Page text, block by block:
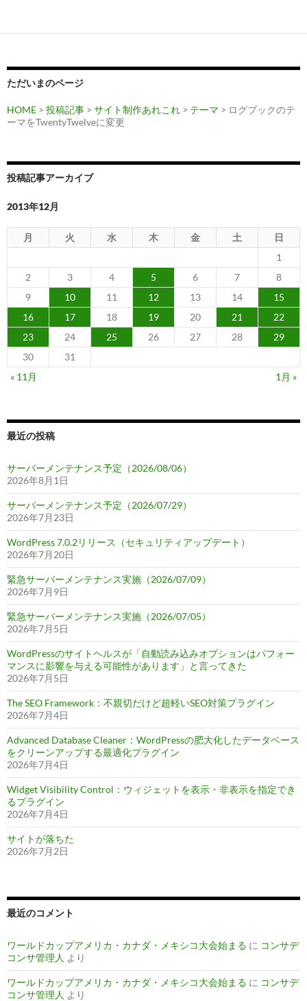
ン
ただいまのページ
HOME > 投稿記事 > サイト制作あれこれ > テーマ > ログブックのテ
ーマをTwentyTwelveに変更
投稿記事アーカイブ
2013年12月
月 火 水 木 金 土
日
1
2
3 4 5 6 7
8
9
10 11 12 13 14
15
16
17 18 19 20 21
22
23
24 25 26 27 28
29
30
31
« 11月
1月 »
最近の投稿
サーバーメンテナンス予定（2026/08/06）
2026年8月1日
サーバーメンテナンス予定（2026/07/29）
2026年7月23日
WordPress 7.0.2リリース（セキュリティアップデート）
2026年7月20日
緊急サーバーメンテナンス実施（2026/07/09）
2026年7月9日
緊急サーバーメンテナンス実施（2026/07/05）
2026年7月5日
WordPressのサイトヘルスが「自動読み込みオプションはパフォー
マンスに影響を与える可能性があります」と言ってきた
2026年7月5日
The SEO Framework：不親切だけど超軽いSEO対策プラグイン
2026年7月4日
Advanced Database Cleaner：WordPressの肥大化したデータベース
をクリーンアップする最適化プラグイン
2026年7月4日
Widget Visibility Control：ウィジェットを表示・非表示を指定でき
るプラグイン
2026年7月4日
サイトが落ちた
2026年7月2日
最近のコメント
ワールドカップアメリカ・カナダ・メキシコ大会始まる に コンサデ
コンサ管理人 より
ワールドカップアメリカ・カナダ・メキシコ大会始まる に コンサデ
コンサ管理人 より